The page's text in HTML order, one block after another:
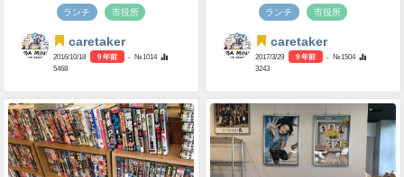
ランチ 市役所
caretaker
2016/10/18 9 年前
- №1014
5468
ランチ 市役所
caretaker
2017/3/29 9 年前
- №1504
3243